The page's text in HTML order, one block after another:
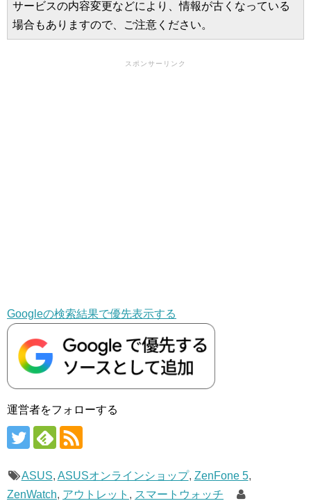
サービスの内容変更などにより、情報が古くなっている
場合もありますので、ご注意ください。
スポンサーリンク
Googleの検索結果で優先表示する
運営者をフォローする
ASUS, ASUSオンラインショップ, ZenFone 5,
ZenWatch, アウトレット , スマートウォッチ